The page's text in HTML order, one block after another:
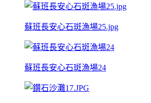
蘇班長安心石斑漁場25.jpg
蘇班長安心石斑漁場24